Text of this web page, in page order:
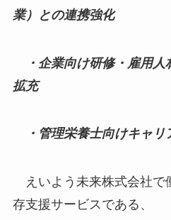
業）との連携強化
・企業向け研修・雇用人
拡充
・管理栄養士向けキャリ
えいよう未来株式会社
存支援サービスである、